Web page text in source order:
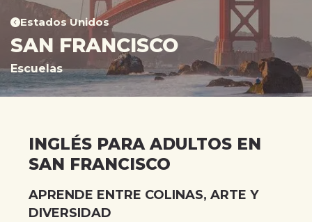
Estados Unidos
SAN FRANCISCO
Escuelas
INGLÉS PARA ADULTOS EN
SAN FRANCISCO
APRENDE ENTRE COLINAS, ARTE Y
DIVERSIDAD